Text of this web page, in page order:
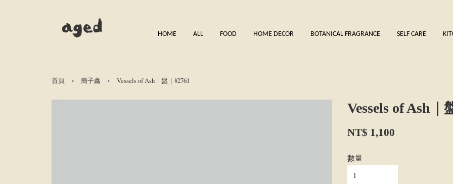
HOME ALL FOOD HOME DECOR BOTANICAL FRAGRANCE SELF CARE
首頁 › 簡子鑫 › Vessels of Ash｜盤｜#2761
Vessels of Ash｜
NT$ 1,100
數量